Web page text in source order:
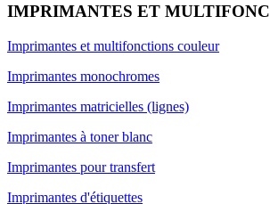
IMPRIMANTES ET
Imprimantes et multifonctions couleur
Imprimantes monochromes
Imprimantes matricielles (lignes)
Imprimantes à toner blanc
Imprimantes pour transfert
Imprimantes d'étiquettes